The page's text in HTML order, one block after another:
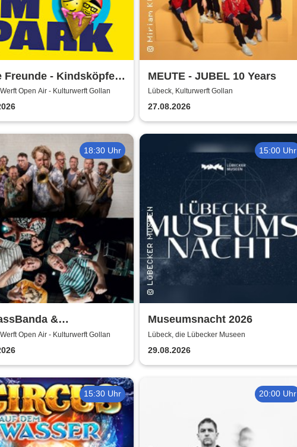
Freunde - Kindsköpfe
- Open Air 2026
Open Air - Kulturwerft Gollan
MEUTE - JUBEL 10 Years
Lübeck, Kulturwerft Gollan
27.08.2026
18:30 Uhr
&
Open Air - Kulturwerft Gollan
15:00 Uhr
Museumsnacht 2026
Lübeck, die Lübecker Museen
29.08.2026
15:30 Uhr 20:00 Uhr